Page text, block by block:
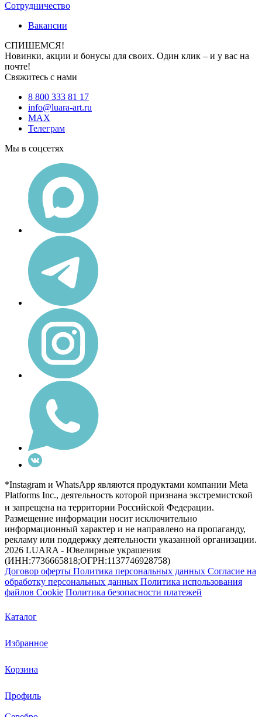
Сотрудничество
Вакансии
СПИШЕМСЯ!
Новинки, акции и бонусы для своих. Один клик – и у вас на
почте!
Свяжитесь с нами
8 800 333 81 17
info@luara-art.ru
MAX
Телеграм
Мы в соцсетях
*Instagram и WhatsApp являются продуктами компании Meta
Platforms Inc., деятельность которой признана экстремистской
и запрещена на территории Российской Федерации.
Размещение информации носит исключительно
информационный характер и не направлено на пропаганду,
рекламу или поддержку деятельности указанной организации.
2026 LUARA - Ювелирные украшения
(ИНН:7736665818;ОГРН:1137746928758)
Договор оферты Политика персональных данных Согласие на
обработку персональных данных Политика использования
файлов Cookie Политика безопасности платежей
Каталог
Избранное
Корзина
Профиль